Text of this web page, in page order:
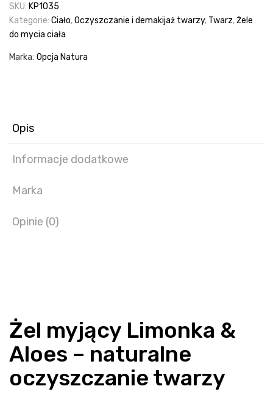
w
1
Limonka
Aloes
SKU: KP1035
Kategorie: Ciało,Oczyszczanie i demakijaż twarzy, Twarz,Żele
do mycia ciała
Marka: Opcja Natura
Opis
Informacje dodatkowe
Marka
Opinie (0)
Żel myjący Limonka &
Aloes – naturalne
oczyszczanie twarzy